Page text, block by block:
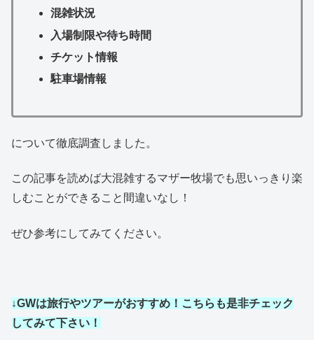
混雑状況
入場制限や待ち時間
チケット情報
駐車場情報
について徹底調査しました。
この記事を読めば大混雑するマザー牧場でも思いっきり楽
しむことができること間違いなし！
ぜひ参考にしてみてください。
↓GWは旅行やツアーがおすすめ！こちらも是非チェック
してみて下さい！